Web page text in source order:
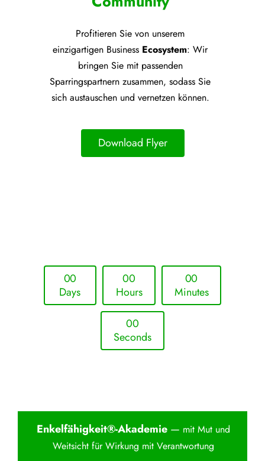
Profitieren Sie von unserem
einzigartigen Business Ecosystem: Wir
bringen Sie mit passenden
Sparringspartnern zusammen, sodass Sie
sich austauschen und vernetzen können.
Download Flyer
00
Days
00
Hours
00
Minutes
00
Seconds
Enkelfähigkeit®-Akademie— mit Mut und
Weitsicht für Wirkung mit Verantwortung